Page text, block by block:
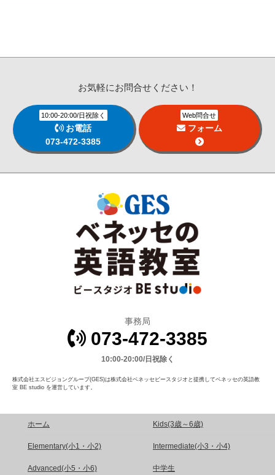
お気軽にお問合せください！
10:00-20:00/日祝除く
お電話
073-472-3385
Web問合せ
フォーム
事務局
073-472-3385
10:00-20:00/日祝除く
株式会社エスビジョングループ(GES)は株式会社ベネッセビースタジオと提携してベネッセの英語教
室 BE studio を運営しています。
ホーム Kids(3歳～6歳)
Elementary(小1・小2) Intermediate(小3・小4)
Advanced(小5・小6) 中学生